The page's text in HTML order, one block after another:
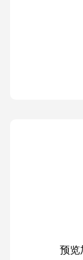
预览